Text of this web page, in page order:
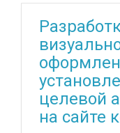
целевой
на сайте